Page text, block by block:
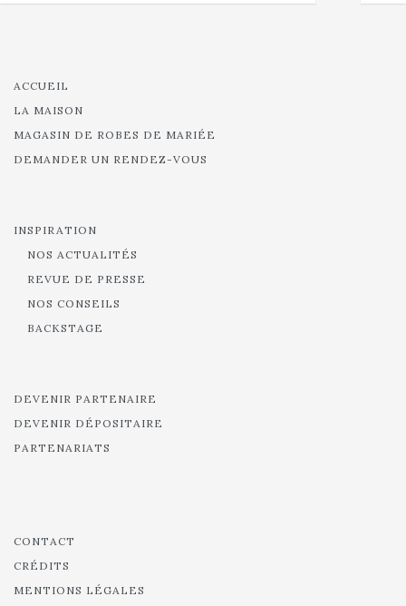
ACCUEIL
LA MAISON
MAGASIN DE ROBES DE MARIÉE
DEMANDER UN RENDEZ-VOUS
INSPIRATION
NOS ACTUALITÉS
REVUE DE PRESSE
NOS CONSEILS
BACKSTAGE
DEVENIR PARTENAIRE
DEVENIR DÉPOSITAIRE
PARTENARIATS
CONTACT
CRÉDITS
MENTIONS LÉGALES